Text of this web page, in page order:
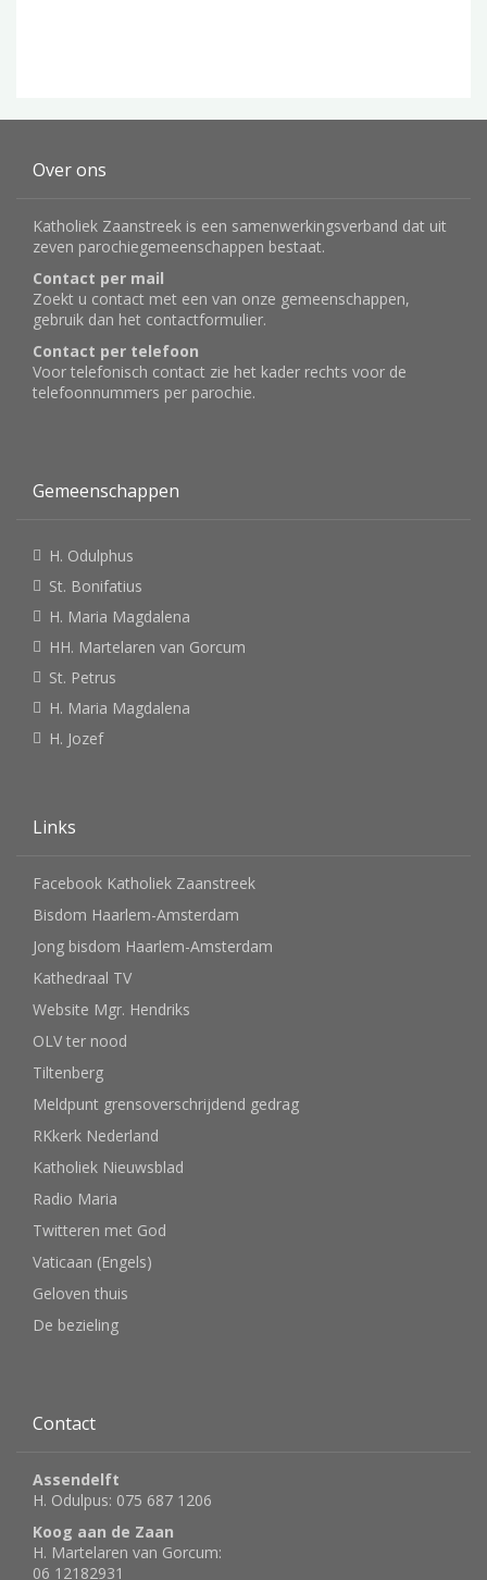
Over ons
Katholiek Zaanstreek is een samenwerkingsverband dat uit
zeven parochiegemeenschappen bestaat.
Contact per mail
Zoekt u contact met een van onze gemeenschappen,
gebruik dan het contactformulier.
Contact per telefoon
Voor telefonisch contact zie het kader rechts voor de
telefoonnummers per parochie.
Gemeenschappen
H. Odulphus
St. Bonifatius
H. Maria Magdalena
HH. Martelaren van Gorcum
St. Petrus
H. Maria Magdalena
H. Jozef
Links
Facebook Katholiek Zaanstreek
Bisdom Haarlem-Amsterdam
Jong bisdom Haarlem-Amsterdam
Kathedraal TV
Website Mgr. Hendriks
OLV ter nood
Tiltenberg
Meldpunt grensoverschrijdend gedrag
RKkerk Nederland
Katholiek Nieuwsblad
Radio Maria
Twitteren met God
Vaticaan (Engels)
Geloven thuis
De bezieling
Contact
Assendelft
H. Odulpus: 075 687 1206
Koog aan de Zaan
H. Martelaren van Gorcum:
06 12182931